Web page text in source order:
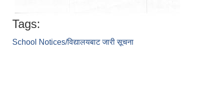
Tags:
School Notices/विद्यालयबाट जारी सूचना